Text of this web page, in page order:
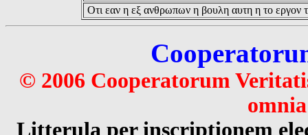
Οτι εαν η εξ ανθρωπων η βουλη αυτη η το εργον
© 2006 Cooperatorum
Litterula per inscriptionem